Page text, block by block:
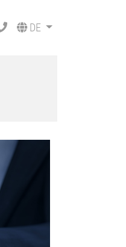
DE